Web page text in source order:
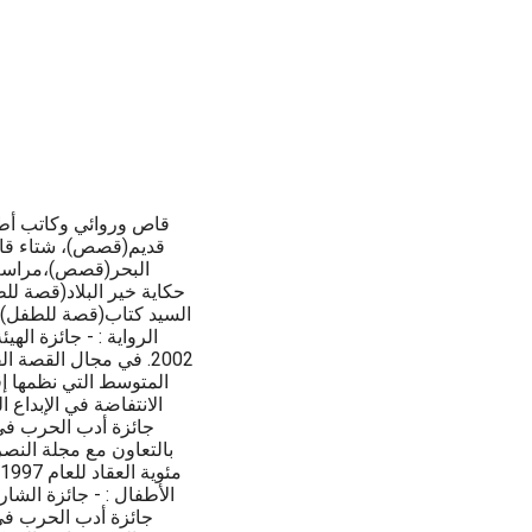
قاص وروائي وكاتب
قديم(قصص)، شتاء
البحر(قصص)،مراسم
حكاية خير البلاد(قصة
السيد كتاب(قصة
2002. في مجال
جائزة أدب الحرب
جائزة أدب الحرب